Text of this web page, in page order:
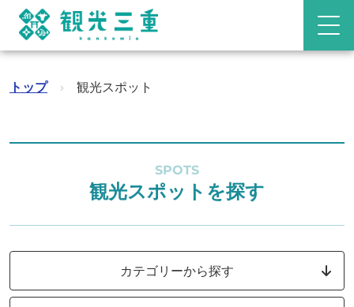
トップ › 観光スポット
SPOTS
観光スポットを探す
カテゴリーから探す